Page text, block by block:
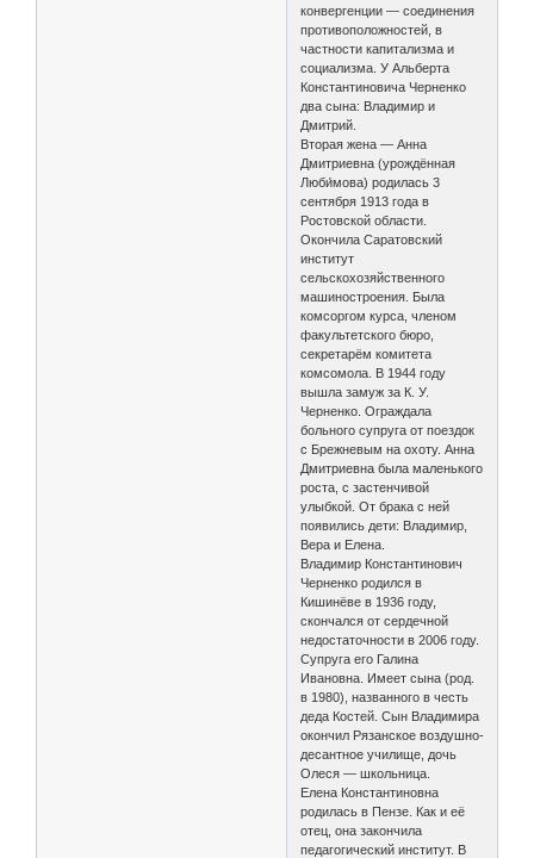
конвергенции — соединения
противоположностей, в
частности капитализма и
социализма. У Альберта
Константиновича Черненко
два сына: Владимир и
Дмитрий.
Вторая жена — Анна
Дмитриевна (урождённая
Люби́мова) родилась 3
сентября 1913 года в
Ростовской области.
Окончила Саратовский
институт
сельскохозяйственного
машиностроения. Была
комсоргом курса, членом
факультетского бюро,
секретарём комитета
комсомола. В 1944 году
вышла замуж за К. У.
Черненко. Ограждала
больного супруга от поездок
с Брежневым на охоту. Анна
Дмитриевна была маленького
роста, с застенчивой
улыбкой. От брака с ней
появились дети: Владимир,
Вера и Елена.
Владимир Константинович
Черненко родился в
Кишинёве в 1936 году,
скончался от сердечной
недостаточности в 2006 году.
Супруга его Галина
Ивановна. Имеет сына (род.
в 1980), названного в честь
деда Костей. Сын Владимира
окончил Рязанское воздушно-
десантное училище, дочь
Олеся — школьница.
Елена Константиновна
родилась в Пензе. Как и её
отец, она закончила
педагогический институт. В